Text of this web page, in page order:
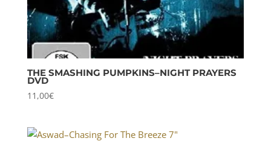
THE SMASHING PUMPKINS–NIGHT PRAYERS
DVD
11,00€